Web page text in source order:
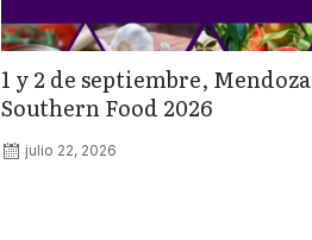
1 y 2 de septiembre, Mendoza
Southern Food 2026
julio 22, 2026